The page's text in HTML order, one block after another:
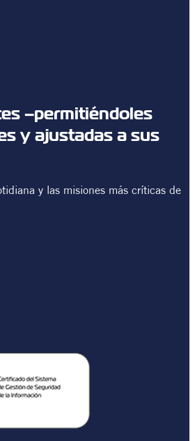
–permitiéndoles
y ajustadas a sus
y las misiones más críticas de